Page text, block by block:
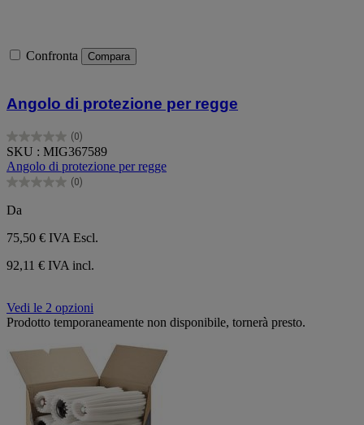
Confronta Compara
Angolo di protezione per regge
(0)
0.0
su
5
stelle.
SKU : MIG367589
Angolo di protezione per regge
(0)
0.0
su
5
stelle.
Da
75,50 € IVA Escl.
92,11 € IVA incl.
Vedi le 2 opzioni
Prodotto temporaneamente non disponibile, tornerà presto.